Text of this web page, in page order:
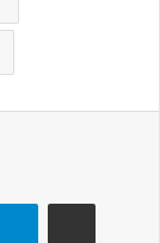
Telegram